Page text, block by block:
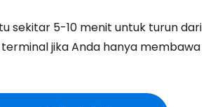
sekitar 5-10 menit untuk turun dari
jika Anda hanya membawa